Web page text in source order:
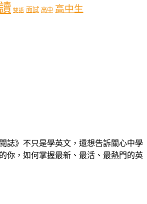
雙語 面試 高中 高中生
閱誌》不只是學英文，還想告訴關心中學
你，如何掌握最新、最活、最熱門的英